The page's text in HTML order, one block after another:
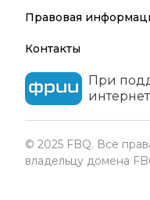
При
Правовая
Контакты
© 2025 FBQ. Все
владельцу домена